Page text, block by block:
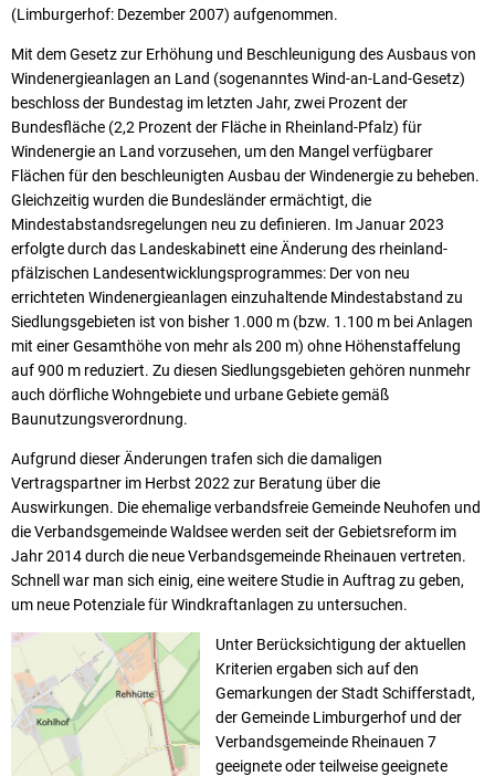
(Limburgerhof: Dezember 2007) aufgenommen.
Mit dem Gesetz zur Erhöhung und Beschleunigung des Ausbaus von
Windenergieanlagen an Land (sogenanntes Wind-an-Land-Gesetz)
beschloss der Bundestag im letzten Jahr, zwei Prozent der
Bundesfläche (2,2 Prozent der Fläche in Rheinland-Pfalz) für
Windenergie an Land vorzusehen, um den Mangel verfügbarer
Flächen für den beschleunigten Ausbau der Windenergie zu beheben.
Gleichzeitig wurden die Bundesländer ermächtigt, die
Mindestabstandsregelungen neu zu definieren. Im Januar 2023
erfolgte durch das Landeskabinett eine Änderung des rheinland-
pfälzischen Landesentwicklungsprogrammes: Der von neu
errichteten Windenergieanlagen einzuhaltende Mindestabstand zu
Siedlungsgebieten ist von bisher 1.000 m (bzw. 1.100 m bei Anlagen
mit einer Gesamthöhe von mehr als 200 m) ohne Höhenstaffelung
auf 900 m reduziert. Zu diesen Siedlungsgebieten gehören nunmehr
auch dörfliche Wohngebiete und urbane Gebiete gemäß
Baunutzungsverordnung.
Aufgrund dieser Änderungen trafen sich die damaligen
Vertragspartner im Herbst 2022 zur Beratung über die
Auswirkungen. Die ehemalige verbandsfreie Gemeinde Neuhofen und
die Verbandsgemeinde Waldsee werden seit der Gebietsreform im
Jahr 2014 durch die neue Verbandsgemeinde Rheinauen vertreten.
Schnell war man sich einig, eine weitere Studie in Auftrag zu geben,
um neue Potenziale für Windkraftanlagen zu untersuchen.
Unter Berücksichtigung der aktuellen
Kriterien ergaben sich auf den
Gemarkungen der Stadt Schifferstadt,
der Gemeinde Limburgerhof und der
Verbandsgemeinde Rheinauen 7
geeignete oder teilweise geeignete